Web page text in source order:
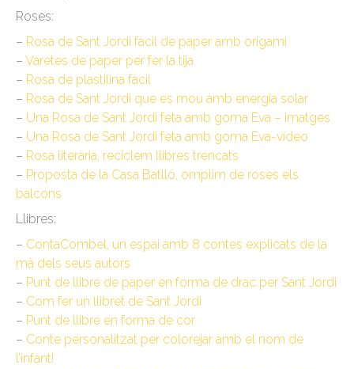
Roses:
– Rosa de Sant Jordi fàcil de paper amb origami
– Varetes de paper per fer la tija
– Rosa de plastilina fàcil
– Rosa de Sant Jordi que es mou amb energia solar
– Una Rosa de Sant Jordi feta amb goma Eva – imatges
– Una Rosa de Sant Jordi feta amb goma Eva-vídeo
– Rosa literària, reciclem llibres trencats
– Proposta de la Casa Batlló, omplim de roses els
balcons
Llibres:
– ContaCombel, un espai amb 8 contes explicats de la
mà dels seus autors
– Punt de llibre de paper en forma de drac per Sant Jordi
– Com fer un llibret de Sant Jordi
– Punt de llibre en forma de cor
– Conte personalitzat per colorejar amb el nom de
l’infant!